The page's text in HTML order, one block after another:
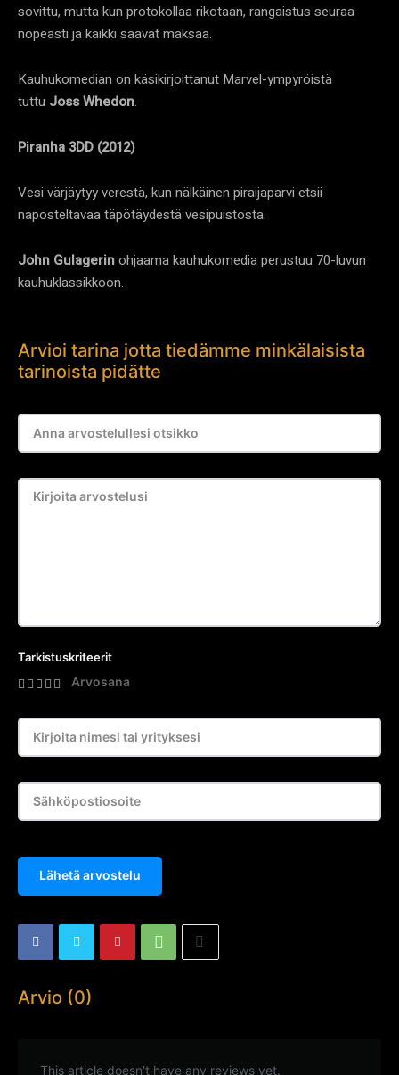
sovittu, mutta kun protokollaa rikotaan, rangaistus seuraa
nopeasti ja kaikki saavat maksaa.
Kauhukomedian on käsikirjoittanut Marvel-ympyröistä
tuttu Joss Whedon.
Piranha 3DD (2012)
Vesi värjäytyy verestä, kun nälkäinen piraijaparvi etsii
naposteltavaa täpötäydestä vesipuistosta.
John Gulagerinohjaama kauhukomedia perustuu 70-luvun
kauhuklassikkoon.
Arvioi tarina jotta tiedämme minkälaisista
tarinoista pidätte
Tarkistuskriteerit
Arvosana
Lähetä arvostelu
Arvio (0)
This article doesn't have any reviews yet.